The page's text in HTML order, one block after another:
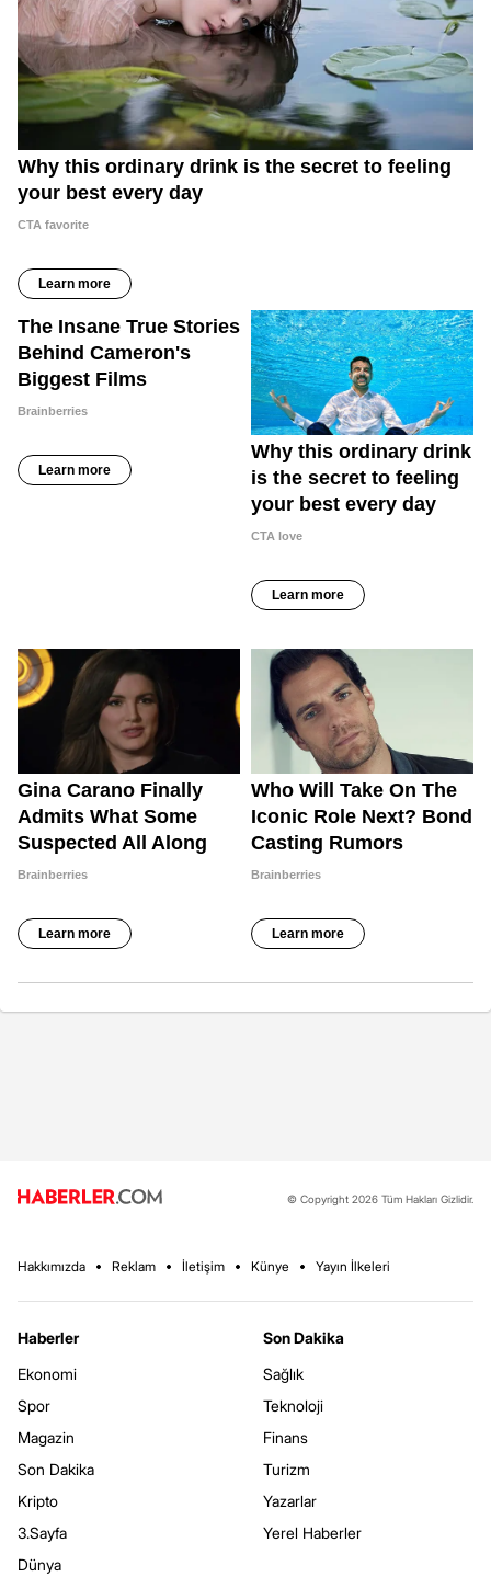
© Copyright 2026 Tüm Hakları Gizlidir.
Hakkımızda Reklam İletişim Künye Yayın İlkeleri
Haberler
Ekonomi
Spor
Magazin
Son Dakika
Kripto
3.Sayfa
Dünya
Son Dakika
Sağlık
Teknoloji
Finans
Turizm
Yazarlar
Yerel Haberler